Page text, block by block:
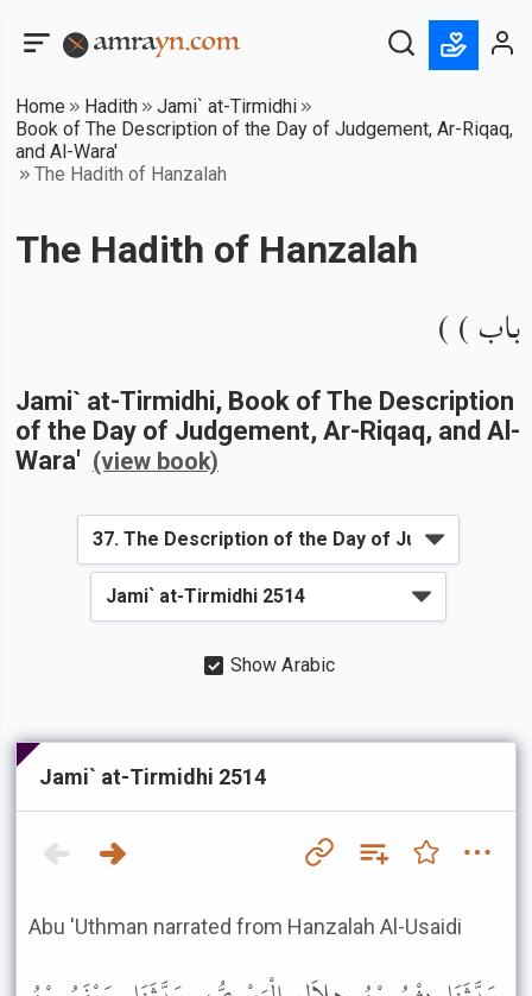
Home Hadith
Jami` at-Tirmidhi
Book of The Description of the Day of Judgement, Ar-Riqaq,
and Al-Wara'
The Hadith of Hanzalah
The Hadith of Hanzalah
باب ) )
Jami` at-Tirmidhi, Book of The Description
of the Day of Judgement, Ar-Riqaq, and Al-
Wara' (view book)
Show Arabic
Jami` at-Tirmidhi 2514
Abu 'Uthman narrated from Hanzalah Al-Usaidi